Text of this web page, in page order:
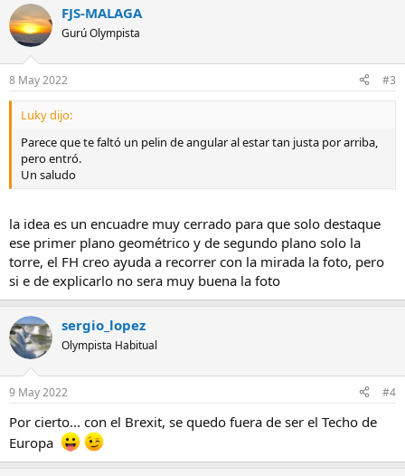
FJS-MALAGA
Gurú Olympista
8 May 2022 #3
Luky dijo:
Parece que te faltó un pelin de angular al estar tan justa por arriba,
pero entró.
Un saludo
la idea es un encuadre muy cerrado para que solo destaque
ese primer plano geométrico y de segundo plano solo la
torre, el FH creo ayuda a recorrer con la mirada la foto, pero
si e de explicarlo no sera muy buena la foto
sergio_lopez
Olympista Habitual
9 May 2022 #4
Por cierto... con el Brexit, se quedo fuera de ser el Techo de
Europa